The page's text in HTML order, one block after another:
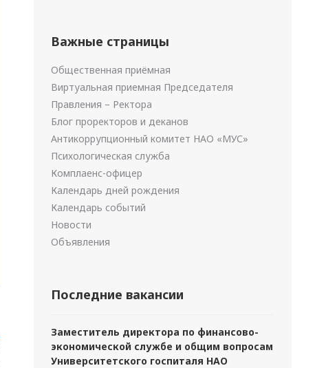
Важные страницы
Общественная приёмная
Виртуальная приемная Председателя
Правления – Ректора
Блог проректоров и деканов
Антикоррупционный комитет НАО «МУС»
Психологическая служба
Комплаенс-офицер
Календарь дней рождения
Календарь событий
Новости
Объявления
Последние вакансии
Заместитель директора по финансово-
экономической службе и общим вопросам
Университетского госпиталя НАО